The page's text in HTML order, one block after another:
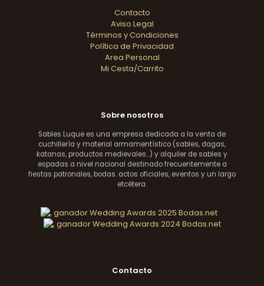
Contacto
Aviso Legal
Términos y Condiciones
Política de Privacidad
Area Personal
Mi Cesta/Carrito
Sobre nosotros
Sables Luque es una empresa dedicada a la venta de
cuchillería y material armamentístico (sables, dagas,
katanas, productos medievales...) y alquiler de sables y
espadas a nivel nacional destinado frecuentemente a
fiestas patronales, bodas. actos oficiales, eventos y un largo
etcétera.
Contacto